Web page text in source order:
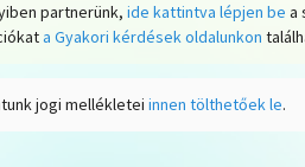
partnerünk,ide kattintva lépjen be a
a Gyakori kérdések oldalunkon
jogi mellékleteiinnen tölthetőek le.